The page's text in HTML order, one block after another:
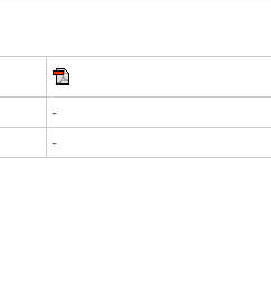
-
-